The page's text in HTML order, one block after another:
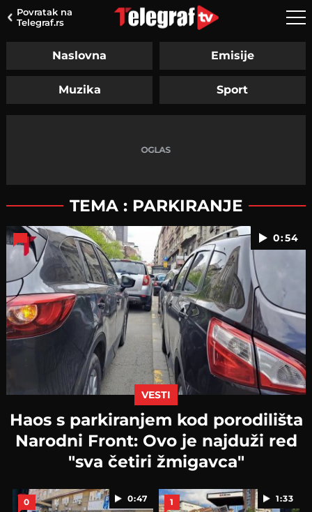
Povratak na
Telegraf.rs
Naslovna Emisije
Muzika Sport
TEMA : PARKIRANJE
0:54
VESTI
Haos s parkiranjem kod porodilišta
Narodni Front: Ovo je najduži red
"sva četiri žmigavca"
0:47
0 1:33
1